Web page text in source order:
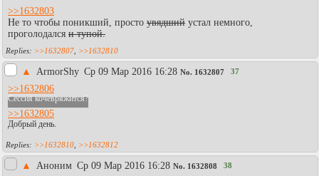
>>1632803
Не то чтобы поникший, просто увядший устал немного,
проголодался и тупой.
>>1632807 >>1632810
▲ АrmоrShy Ср 09 Мар 2016 16:28 No. 1632807 37
>>1632806
Сессия кочевряжится?
>>1632805
Добрый день.
>>1632810 >>1632812
▲ Аноним Ср 09 Мар 2016 16:28 No. 1632808 38